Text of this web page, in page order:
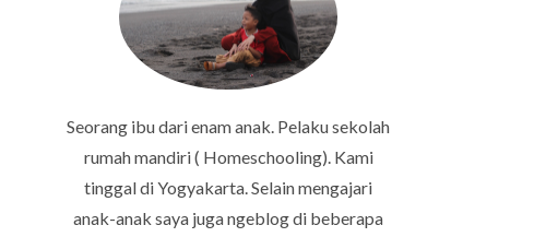
Seorang ibu dari enam anak. Pelaku sekolah
rumah mandiri ( Homeschooling). Kami
tinggal di Yogyakarta. Selain mengajari
anak-anak saya juga ngeblog di beberapa